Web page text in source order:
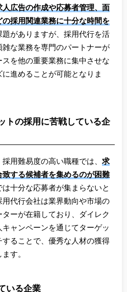
人広告の作成や応募者管理、面
採用関連業務に十分な時間を
題がありますが、採用代行を活
な業務を専門のパートナーが
を他の重要業務に集中させな
進めることが可能となりま
トの採用に苦戦している企
用難易度の高い職種では、 求
する候補者を集めるのが困難
十分な応募者が集まらないと
代行会社は業界動向や市場の
ーが在籍しており、ダイレク
キャンペーンを通じてターゲッ
することで、優秀な人材の獲得
す。
いる企業